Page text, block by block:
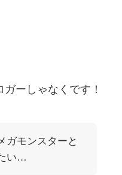
ーしゃなくです！
ガモンスターと
い…